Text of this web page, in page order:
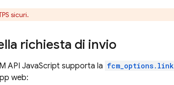
sicuri.
richiesta di invio
API JavaScript supporta la fcm_options.link
web: